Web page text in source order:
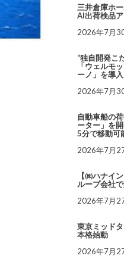
三井倉庫ホ
AI出荷検品
2026年7月
“独自開発こ
「ウェルモ
ーノ」を導入
2026年7月
自動車船の
ーター」を
5分で移動可
2026年7月
【㈱ハナイ
ループ会社
2026年7月
東京ミッド
本格始動
2026年7月